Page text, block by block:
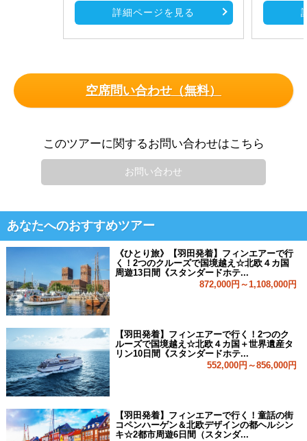
詳細ページを見る
空席問い合わせ（無料）
このツアーに関するお問い合わせはこちら
お問い合わせ
あなたへのおすすめツアー
《ひとり旅》【羽田発着】フィンエアーで行
く！2つのクルーズで国境越え☆北欧４カ国
周遊13日間《スタンダードホテ...
872,000円～1,108,000円
【羽田発着】フィンエアーで行く！2つのク
ルーズで国境越え☆北欧４カ国＋世界遺産タ
リン10日間《スタンダードホテ...
552,000円～856,000円
【羽田発着】フィンエアーで行く！童話の街
コペンハーゲン＆北欧デザインの都ヘルシン
キ☆2都市周遊6日間（スタンダ...